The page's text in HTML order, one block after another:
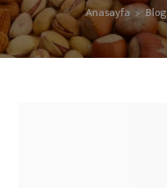
Anasayfa > Blog